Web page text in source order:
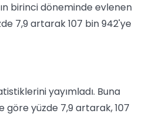
birinci döneminde evlenen
7,9 artarak 107 bin 942'ye
yayımladı. Buna
göre yüzde 7,9 artarak, 107